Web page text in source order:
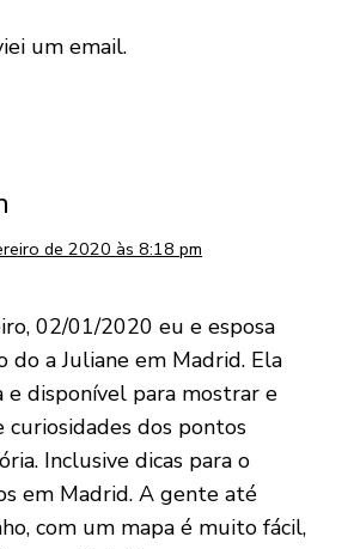
um email.
de 2020 às 8:18 pm
02/01/2020 eu e esposa
do a Juliane em Madrid. Ela
e disponível para mostrar e
dos pontos
Inclusive dicas para o
em Madrid. A gente até
com um mapa é muito fácil,